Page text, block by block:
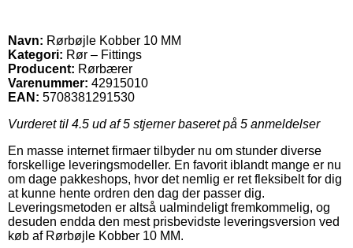
Navn: Rørbøjle Kobber 10 MM
Kategori: Rør – Fittings
Producent: Rørbærer
Varenummer: 42915010
EAN: 5708381291530
Vurderet til 4.5 ud af 5 stjerner baseret på 5 anmeldelser
En masse internet firmaer tilbyder nu om stunder diverse
forskellige leveringsmodeller. En favorit iblandt mange er nu
om dage pakkeshops, hvor det nemlig er ret fleksibelt for dig
at kunne hente ordren den dag der passer dig.
Leveringsmetoden er altså ualmindeligt fremkommelig, og
desuden endda den mest prisbevidste leveringsversion ved
køb af Rørbøjle Kobber 10 MM.